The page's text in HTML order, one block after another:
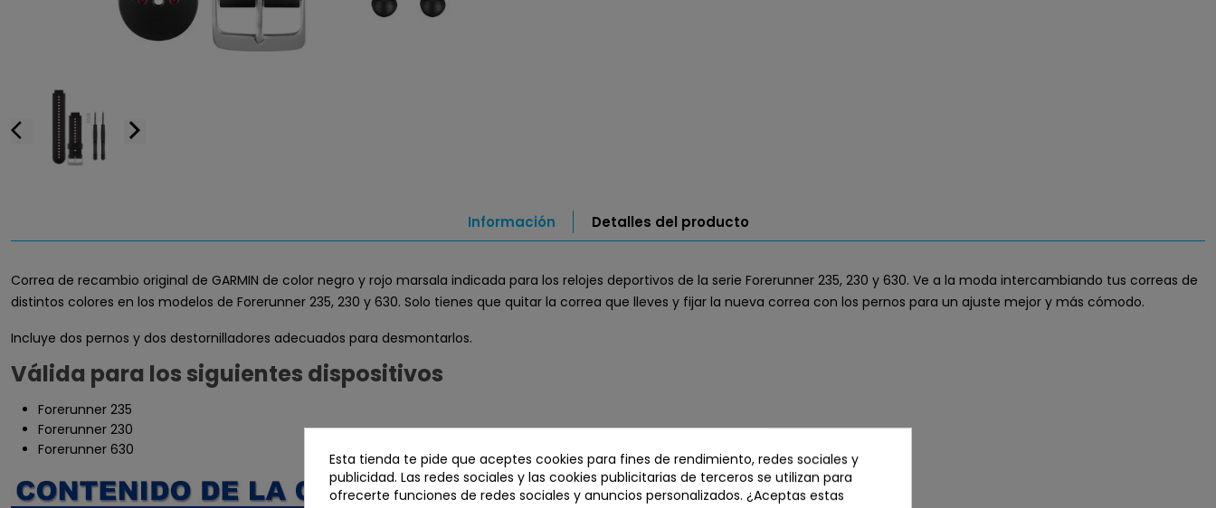
arrow_back_ios arrow_forward_ios
Información Detalles del producto
Correa de recambio original de GARMIN de color negro y rojo marsala indicada para los relojes deportivos de la serie Forerunner 235, 230 y 630. Ve a la moda intercambiando tus correas de
distintos colores en los modelos de Forerunner 235, 230 y 630. Solo tienes que quitar la correa que lleves y fijar la nueva correa con los pernos para un ajuste mejor y más cómodo.
Incluye dos pernos y dos destornilladores adecuados para desmontarlos.
Válida para los siguientes dispositivos
Forerunner 235
Forerunner 230
Forerunner 630
Esta tienda te pide que aceptes cookies para fines de rendimiento, redes sociales y
publicidad. Las redes sociales y las cookies publicitarias de terceros se utilizan para
ofrecerte funciones de redes sociales y anuncios personalizados. ¿Aceptas estas